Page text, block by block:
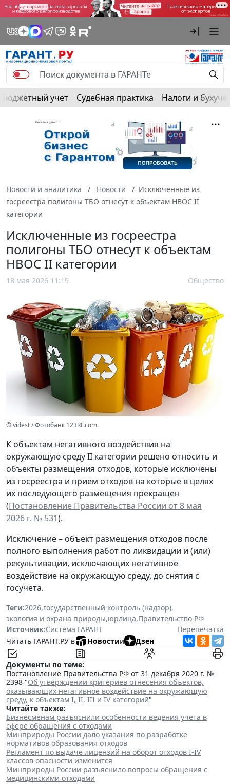
Бюджетный учет Судебная практика Налоги и
Новости и аналитика Новости
Исключенные из
госреестра полигоны ТБО отнесут к объектам НВОС II
категории
Исключенные из госреестра
полигоны ТБО отнесут к объектам
НВОС II категории
18 мая 2026 11:19 Общество
© videst / Фотобанк 123RF.com
К объектам негативного воздействия на
окружающую среду II категории решено относить и
объекты размещения отходов, которые исключены
из госреестра и прием отходов на которые в целях
их последующего размещения прекращен
(Постановление Правительства России от 8 мая
2026 г. № 531).
Исключение – объект размещения отходов после
полного выполнения работ по ликвидации и (или)
рекультивации, исключающих негативное
воздействие на окружающую среду, до снятия с
госучета.
Теги:2026,государственный контроль (надзор),
экология и охрана природы,юрлица,Правительство РФ
Источник:Система ГАРАНТ
Перепечатка
Читать ГАРАНТ.РУ в
Новостии Дзен
Документы по теме:
Постановление Правительства РФ от 31 декабря 2020 г. №
2398 "Об утверждении критериев отнесения объектов,
оказывающих негативное воздействие на окружающую
среду, к объектам I, II, III и IV категорий"
Читайте также:
Бизнесменам разъяснили особенности ведения учета в
сфере обращения с отходами
Минприроды России дало указания по разработке
нормативов образования отходов
Регламент по выдаче лицензий на оборот отходов I-IV
классов опасности изменится
Минприроды России разъяснило вопросы обращения с
медицинскими отходами